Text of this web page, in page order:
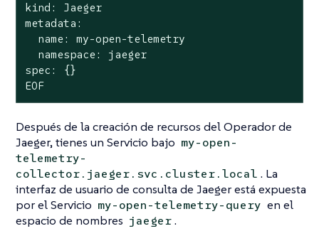
kind: Jaeger
metadata:
  name: my-open-telemetry
  namespace: jaeger
spec: {}
EOF
Después de la creación de recursos del Operador de
Jaeger, tienes un Servicio bajo my-open-
telemetry-
collector.jaeger.svc.cluster.local . La
interfaz de usuario de consulta de Jaeger está expuesta
por el Servicio my-open-telemetry-query en el
espacio de nombres jaeger.